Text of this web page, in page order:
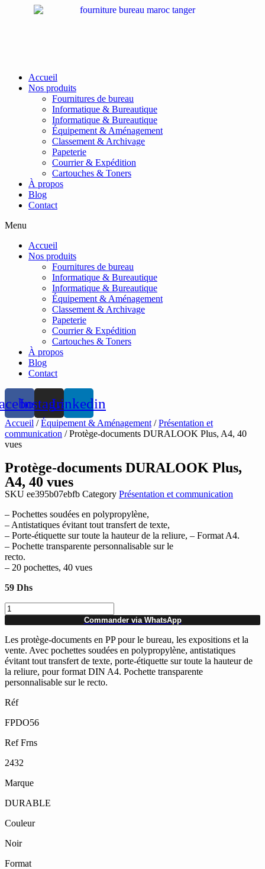
Accueil
Nos produits
Fournitures de bureau
Informatique & Bureautique
Informatique & Bureautique
Équipement & Aménagement
Classement & Archivage
Papeterie
Courrier & Expédition
Cartouches & Toners
À propos
Blog
Contact
Menu
Accueil
Nos produits
Fournitures de bureau
Informatique & Bureautique
Informatique & Bureautique
Équipement & Aménagement
Classement & Archivage
Papeterie
Courrier & Expédition
Cartouches & Toners
À propos
Blog
Contact
InstagramLinkedin
Accueil /Équipement & Aménagement /Présentation et
communication / Protège-documents DURALOOK Plus, A4, 40
vues
Protège-documents DURALOOK Plus,
A4, 40 vues
SKU ee395b07ebfb Category Présentation et communication
– Pochettes soudées en polypropylène,
– Antistatiques évitant tout transfert de texte,
– Porte-étiquette sur toute la hauteur de la reliure, – Format A4.
– Pochette transparente personnalisable sur le
recto.
– 20 pochettes, 40 vues
59 Dhs
quantité
de
Protège-
documents
DURALOOK
Plus,
A4,
40
Commander via WhatsApp
Les protège-documents en PP pour le bureau, les expositions et la
vente. Avec pochettes soudées en polypropylène, antistatiques
évitant tout transfert de texte, porte-étiquette sur toute la hauteur de
la reliure, pour format DIN A4. Pochette transparente
personnalisable sur le recto.
Réf
FPDO56
Ref Frns
2432
Marque
DURABLE
Couleur
Noir
Format